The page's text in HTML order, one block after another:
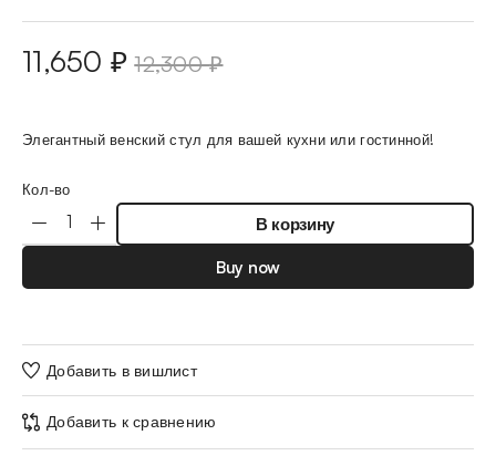
12,300₽
11,650 ₽
Элегантный венский стул для вашей кухни или гостинной!
Кол-во
В корзину
Buy now
Добавить в вишлист
Добавить к сравнению